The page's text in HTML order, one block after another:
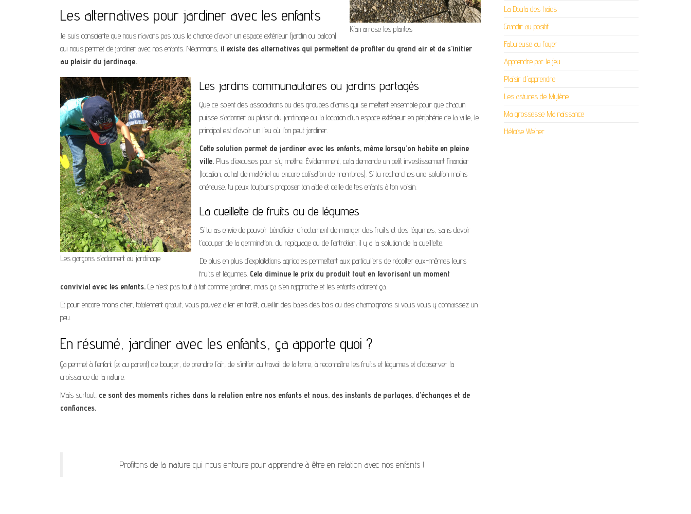
Kian arrose les plantes
Les alternatives pour jardiner avec les enfants
Je suis consciente que nous n’avons pas tous la chance d’avoir un espace extérieur (jardin ou balcon)
qui nous permet de jardiner avec nos enfants. Néanmoins, il existe des alternatives qui permettent de profiter du grand air et de s’initier
au plaisir du jardinage.
Les garçons s’adonnent au jardinage
Les jardins communautaires ou jardins partagés
Que ce soient des associations ou des groupes d’amis qui se mettent ensemble pour que chacun
puisse s’adonner au plaisir du jardinage ou la location d’un espace extérieur en périphérie de la ville, le
principal est d’avoir un lieu où l’on peut jardiner.
Cette solution permet de jardiner avec les enfants, même lorsqu’on habite en pleine
ville. Plus d’excuses pour s’y mettre. Évidemment, cela demande un petit investissement financier
(location, achat de matériel ou encore cotisation de membres). Si tu recherches une solution moins
onéreuse, tu peux toujours proposer ton aide et celle de tes enfants à ton voisin.
La cueillette de fruits ou de légumes
Si tu as envie de pouvoir bénéficier directement de manger des fruits et des légumes, sans devoir
t’occuper de la germination, du repiquage ou de l’entretien, il y a la solution de la cueillette.
De plus en plus d’exploitations agricoles permettent aux particuliers de récolter eux-mêmes leurs
fruits et légumes. Cela diminue le prix du produit tout en favorisant un moment
convivial avec les enfants. Ce n’est pas tout à fait comme jardiner, mais ça s’en rapproche et les enfants adorent ça.
Et pour encore moins cher, totalement gratuit, vous pouvez aller en forêt, cueillir des baies des bois ou des champignons si vous vous y connaissez un
peu.
En résumé, jardiner avec les enfants, ça apporte quoi ?
Ça permet à l’enfant (et au parent) de bouger, de prendre l’air, de s’initier au travail de la terre, à reconnaître les fruits et légumes et d’observer la
croissance de la nature.
Mais surtout, ce sont des moments riches dans la relation entre nos enfants et nous, des instants de partages, d’échanges et de
confiances.
Profitons de la nature qui nous entoure pour apprendre à être en relation avec nos enfants !
La Doula des haies
Grandir au positif
Fabuleuse au foyer
Apprendre par le jeu
Plaisir d'apprendre
Les astuces de Mylène
Ma grossesse Ma naissance
Héloïse Weiner